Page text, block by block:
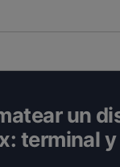
para Windows
un
terminal